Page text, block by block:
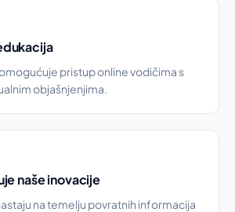
pristup online vodičima s
objašnjenjima.
naše inovacije
na temelju povratnih informacija